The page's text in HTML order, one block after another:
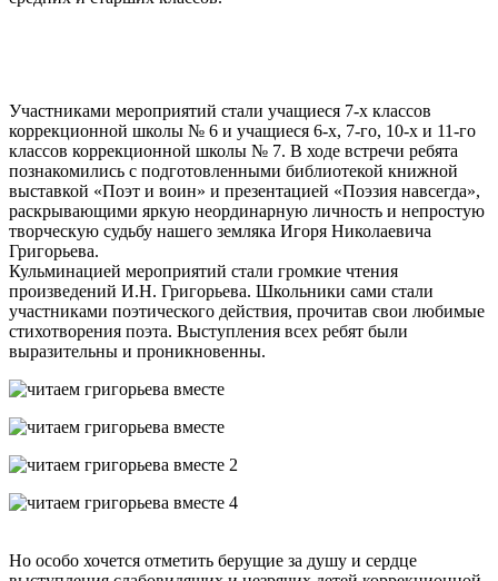
Участниками мероприятий стали учащиеся 7-х классов
коррекционной школы № 6 и учащиеся 6-х, 7-го, 10-х и 11-го
классов коррекционной школы № 7. В ходе встречи ребята
познакомились с подготовленными библиотекой книжной
выставкой «Поэт и воин» и презентацией «Поэзия навсегда»,
раскрывающими яркую неординарную личность и непростую
творческую судьбу нашего земляка Игоря Николаевича
Григорьева.
Кульминацией мероприятий стали громкие чтения
произведений И.Н. Григорьева. Школьники сами стали
участниками поэтического действия, прочитав свои любимые
стихотворения поэта. Выступления всех ребят были
выразительны и проникновенны.
Но особо хочется отметить берущие за душу и сердце